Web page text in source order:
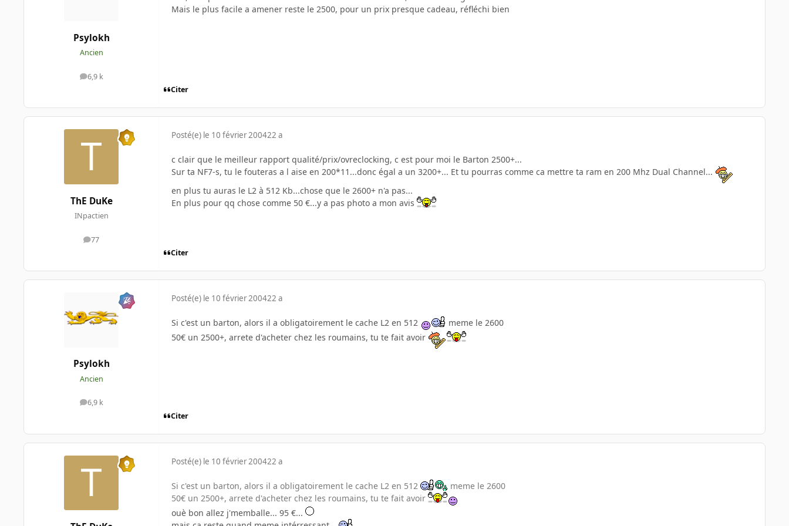
Psylokh
Ancien
6,9 k
messages
Mais le plus facile a amener reste le 2500, pour un prix presque cadeau, réfléchi bien
Citer
ThE DuKe
INpactien
77
messages
Posté(e) le 10 février 200422 a
c clair que le meilleur rapport qualité/prix/ovreclocking, c est pour moi le Barton 2500+...
Sur ta NF7-s, tu le fouteras a l aise en 200*11...donc égal a un 3200+... Et tu pourras comme ca mettre ta ram en 200 Mhz Dual Channel...
en plus tu auras le L2 à 512 Kb...chose que le 2600+ n'a pas...
En plus pour qq chose comme 50 €...y a pas photo a mon avis
Citer
Psylokh
Ancien
6,9 k
messages
Posté(e) le 10 février 200422 a
Si c'est un barton, alors il a obligatoirement le cache L2 en 512
meme le 2600
50€ un 2500+, arrete d'acheter chez les roumains, tu te fait avoir
Citer
Posté(e) le 10 février 200422 a
Si c'est un barton, alors il a obligatoirement le cache L2 en 512
meme le 2600
50€ un 2500+, arrete d'acheter chez les roumains, tu te fait avoir
ouè bon allez j'memballe... 95 €...